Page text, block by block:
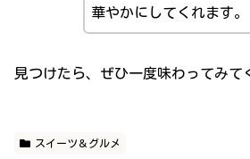
華やかにしてくれます。
見つけたら、ぜひ一度味わってみて
スイーツ＆グルメ